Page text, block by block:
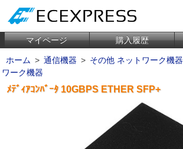
マイページ 購入履歴
ホーム > 通信機器 > その他 ネットワーク機器
ワーク機器
ﾒﾃﾞｨｱｺﾝﾊﾞｰﾀ 10GBPS ETHER SFP+